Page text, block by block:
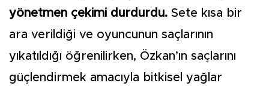
yönetmen çekimi durdurdu. Sete kısa bir
ara verildiği ve oyuncunun saçlarının
yıkatıldığı öğrenilirken, Özkan’ın saçlarını
güçlendirmek amacıyla bitkisel yağlar